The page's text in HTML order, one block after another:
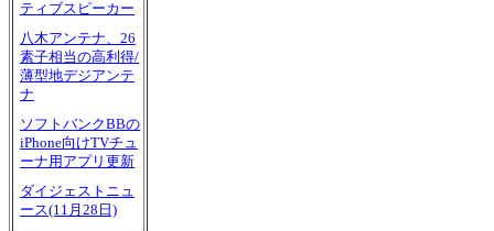
ティブスピーカー
八木アンテナ、26
素子相当の高利得/
薄型地デジアンテ
ナ
ソフトバンクBBの
iPhone向けTVチュ
ーナ用アプリ更新
ダイジェストニュ
ース(11月28日)